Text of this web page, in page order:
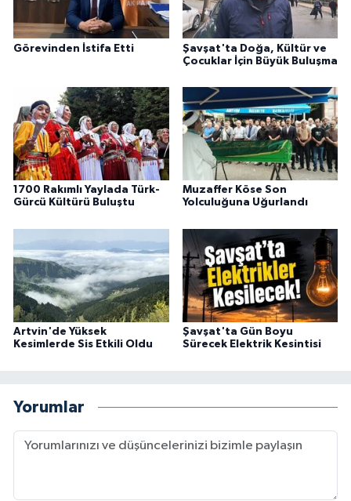
Görevinden İstifa Etti
Şavşat'ta Doğa, Kültür ve
Çocuklar İçin Büyük Buluşma
1700 Rakımlı Yaylada Türk-
Gürcü Kültürü Buluştu
Muzaffer Köse Son
Yolculuğuna Uğurlandı
Artvin'de Yüksek
Kesimlerde Sis Etkili Oldu
Şavşat'ta Gün Boyu
Sürecek Elektrik Kesintisi
Yorumlar